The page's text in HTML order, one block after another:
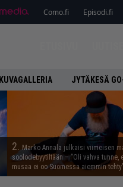
Como.fi Episodi.fi
KUVAGALLERIA JYTÄKESÄ
2. Marko Annala julkaisi viimeisen
soolodebyytiltään – ”Oli vahva tunne,
musaa ei oo Suomessa aiemmin